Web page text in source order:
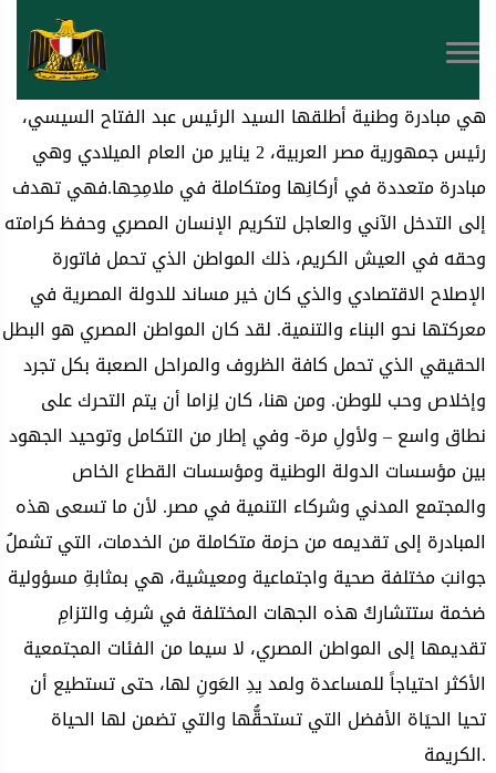
هي مبادرة وطنية أطلقها السيد الرئيس عبد الفتاح السيسي،
رئيس جمهورية مصر العربية، 2 يناير من العام الميلادي وهي
مبادرة متعددة في أركانِها ومتكاملة في ملامِحِها.فهي تهدف
إلى التدخل الآني والعاجل لتكريم الإنسان المصري وحفظ كرامته
وحقه في العيش الكريم، ذلك المواطن الذي تحمل فاتورة
الإصلاح الاقتصادي والذي كان خير مساند للدولة المصرية في
معركتها نحو البناء والتنمية. لقد كان المواطن المصري هو البطل
الحقيقي الذي تحمل كافة الظروف والمراحل الصعبة بكل تجرد
وإخلاص وحب للوطن. ومن هنا، كان لِزاما أن يتم التحرك على
نطاق واسع – ولأولِ مرة- وفي إطار من التكامل وتوحيد الجهود
بين مؤسسات الدولة الوطنية ومؤسسات القطاع الخاص
والمجتمع المدني وشركاء التنمية في مصر. لأن ما تسعى هذه
المبادرة إلى تقديمه من حزمة متكاملة من الخدمات، التي تشملُ
جوانبَ مختلفة صحية واجتماعية ومعيشية، هي بمثابةِ مسؤولية
ضخمة ستتشاركُ هذه الجهات المختلفة في شرفِ والتزامِ
تقديمها إلى المواطن المصري، لا سيما من الفئات المجتمعية
الأكثر احتياجاً للمساعدة ولمد يدِ العَونِ لها، حتى تستطيع أن
تحيا الحيَاة الأفضل التي تستحقُّها والتي تضمن لها الحياة
الكريمة.